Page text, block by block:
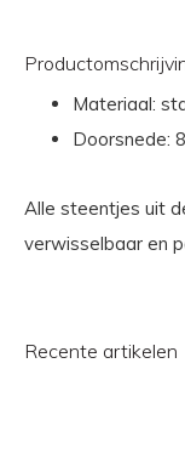
Materiaal:
Doorsnede:
Alle steentjes uit
verwisselbaar en
Recente artikelen